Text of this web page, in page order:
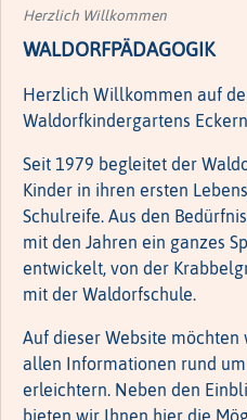
Herzlich Willkommen
WALDORFPÄDAGOGIK
Herzlich Willkommen auf
Waldorfkindergartens
Seit 1979 begleitet der
Kinder in ihren ersten
Schulreife. Aus den
mit den Jahren ein ganzes
entwickelt, von der
mit der Waldorfschule.
Auf dieser Website
allen Informationen rund
erleichtern. Neben den
bieten wir Ihnen hier die